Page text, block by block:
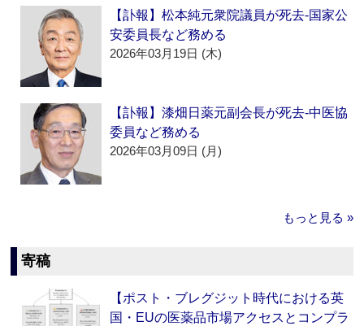
【訃報】松本純元衆院議員が死去‐国家公
安委員長など務める
2026年03月19日 (木)
【訃報】漆畑日薬元副会長が死去‐中医協
委員など務める
2026年03月09日 (月)
もっと見る »
寄稿
【ポスト・ブレグジット時代における英
国・EUの医薬品市場アクセスとコンプラ